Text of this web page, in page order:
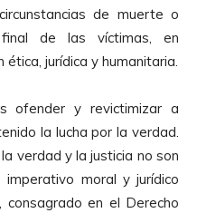
de muerte o
de las víctimas, en
jurídica y humanitaria.
ofender y revictimizar a
la lucha por la verdad.
verdad y la justicia no son
moral y jurídico
en el Derecho